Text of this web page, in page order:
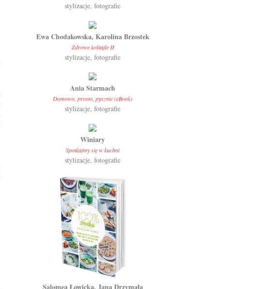
stylizacje, fotografie
Ewa Chodakowska, Karolina Brzostek
Zdrowe koktajle II
stylizacje, fotografie
Ania Starmach
Domowo, prosto, pysznie (eBook)
stylizacje, fotografie
Winiary
Spotkajmy się w kuchni
stylizacje, fotografie
Salomea Łowicka, Jana Drzymała